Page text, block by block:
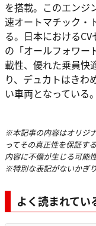
を搭載。このエンジ
速オートマチック・
る。日本における
の「オールフォワー
載性、優れた乗員快
り、デュカトはきわ
い車両となっている。
※本記事の内容はオリジ
ってその真正性を保証す
内容に不備が生じる可能
※特別な表記がないかぎ
よく読まれてい